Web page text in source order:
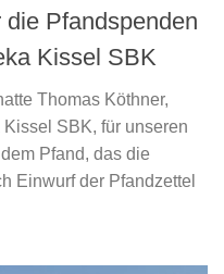
Pfandspenden
Kissel SBK
Thomas Köthner,
SBK, für unseren
Pfand, das die
Einwurf der Pfandzettel